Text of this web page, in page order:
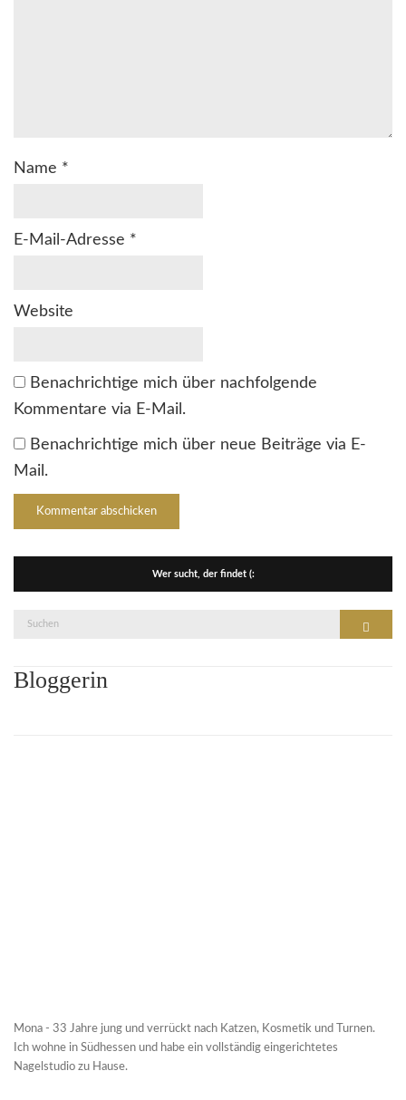
Name *
E-Mail-Adresse *
Website
Benachrichtige mich über nachfolgende
Kommentare via E-Mail.
Benachrichtige mich über neue Beiträge via E-
Mail.
Wer sucht, der findet (:
Suche
Bloggerin
Mona - 33 Jahre jung und verrückt nach Katzen, Kosmetik und Turnen.
Ich wohne in Südhessen und habe ein vollständig eingerichtetes
Nagelstudio zu Hause.